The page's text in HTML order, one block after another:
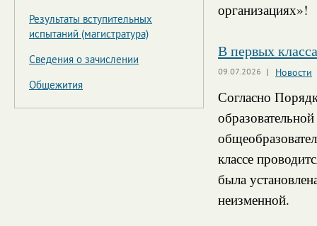
Результаты вступительных
испытаний (магистратура)
Сведения о зачислении
Общежития
организациях»!
В первых
09.07.2026 Новости
Согласно
классе
была
неизменной.